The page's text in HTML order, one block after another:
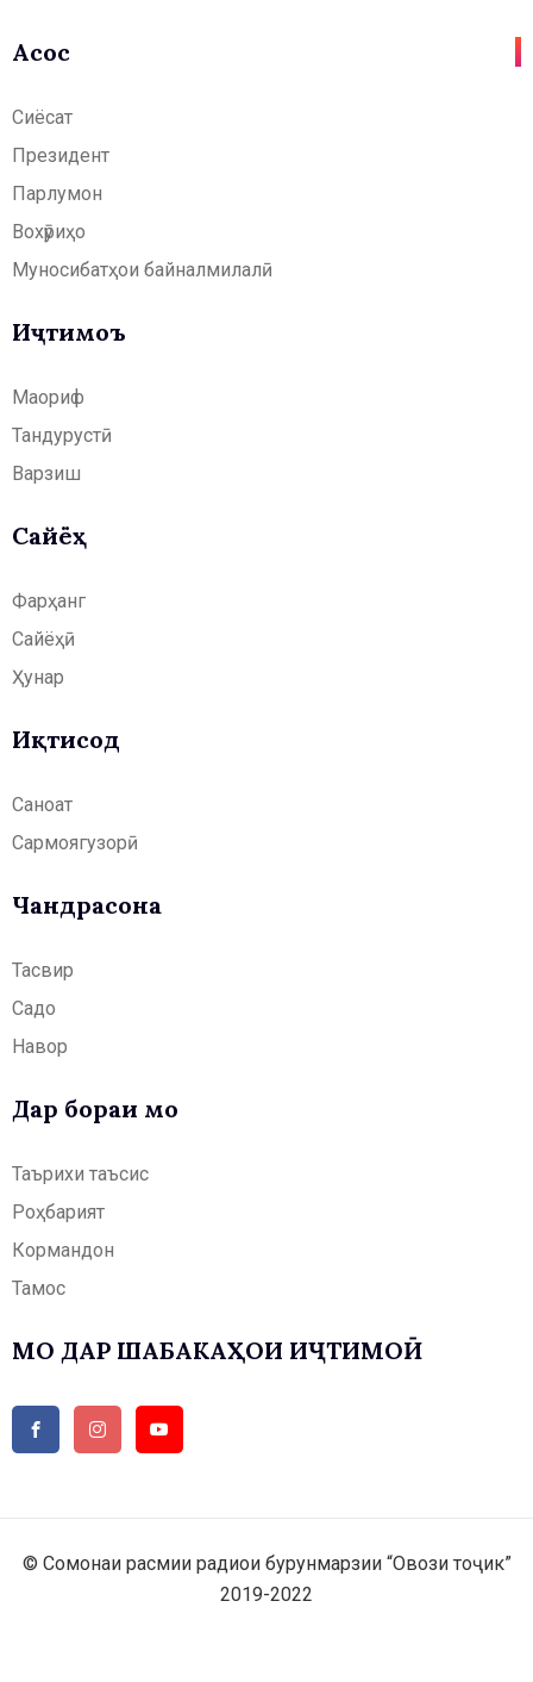
Асосӣ
Сиёсат
Президент
Парлумон
Вохӯриҳо
Муносибатҳои байналмилалӣ
Иҷтимоъ
Маориф
Тандурустӣ
Варзиш
Сайёҳӣ
Фарҳанг
Сайёҳӣ
Ҳунар
Иқтисод
Саноат
Сармоягузорӣ
Чандрасонаӣ
Тасвир
Садо
Навор
Дар бораи мо
Таърихи таъсис
Роҳбарият
Кормандон
Тамос
МО ДАР ШАБАКАҲОИ ИҶТИМОӢ
© Сомонаи расмии радиои бурунмарзии “Овози тоҷик”
2019-2022